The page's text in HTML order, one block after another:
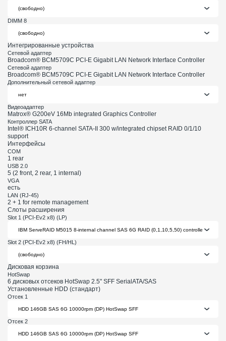
DIMM 8
Интегрированные устройства
Сетевой адаптер
Broadcom® BCM5709C PCI-E Gigabit LAN Network Interface Controller
Сетевой адаптер
Broadcom® BCM5709C PCI-E Gigabit LAN Network Interface Controller
Дополнительный сетевой адаптер
Видеоадаптер
Matrox® G200eV 16Mb integrated Graphics Controller
Контроллер SATA
Intel® ICH10R 6-channel SATA-II 300 w/integrated chipset RAID 0/1/10
support
Интерфейсы
COM
1 rear
USB 2.0
5 (2 front, 2 rear, 1 internal)
VGA
есть
LAN (RJ-45)
2 + 1 for remote management
Слоты расширения
Slot 1 (PCI-Ev2 x8) (LP)
Slot 2 (PCI-Ev2 x8) (FH/HL)
Дисковая корзина
HotSwap
6 дисковых отсеков HotSwap 2.5" SFF SerialATA/SAS
Установленные HDD (стандарт)
Отсек 1
Отсек 2